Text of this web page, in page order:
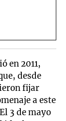
en 2011,
desde
fijar
a este
3 de mayo